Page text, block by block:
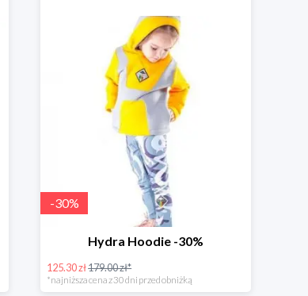
-30%
Hydra Hoodie -30%
125.30 zł179.00 zł*
*najniższa cena z 30 dni przed obniżką